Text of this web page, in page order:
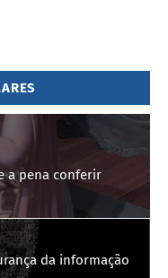
vale a pena conferir
da informação